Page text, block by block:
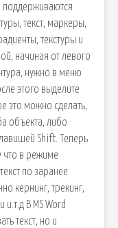
поддерживаются
текст, маркеры,
текстуры и
начиная от левого
нужно в меню
этого выделите
это можно сделать,
объекта, либо
Shift. Теперь
что в режиме
по заранее
кернинг, трекинг,
В MS Word
текст, но и